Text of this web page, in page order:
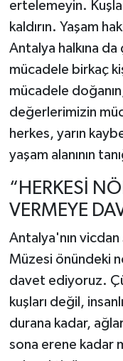
ertelemeyin.
kaldırın. Yaşam
Antalya halkına
mücadele birkaç
mücadele
değerlerimizin
herkes, yarın
yaşam alanının
“HERKESİ
VERMEYE
Antalya'nın vicdan
Müzesi önündeki
davet ediyoruz.
kuşları değil,
durana kadar,
sona erene kadar